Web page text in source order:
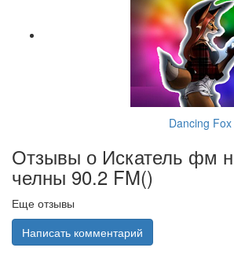
Dancing Fox
Отзывы о Искатель фм
челны 90.2 FM()
Еще отзывы
Написать комментарий